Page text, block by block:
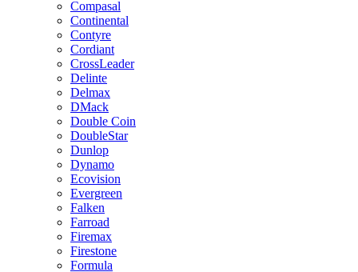
Compasal
Continental
Contyre
Cordiant
CrossLeader
Delinte
Delmax
DMack
Double Coin
DoubleStar
Dunlop
Dynamo
Ecovision
Evergreen
Falken
Farroad
Firemax
Firestone
Formula